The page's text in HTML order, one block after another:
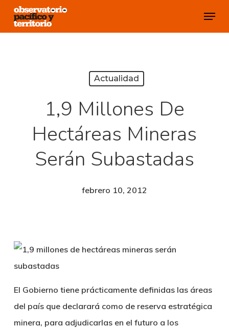
Skip
Menu
Actualidad
1,9 Millones De
Hectáreas Mineras
Serán Subastadas
febrero 10, 2012
El Gobierno tiene prácticamente definidas las áreas
del país que declarará como de reserva estratégica
minera, para adjudicarlas en el futuro a los
Close